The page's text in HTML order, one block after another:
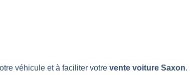
véhicule et à faciliter votre vente voiture Saxon.